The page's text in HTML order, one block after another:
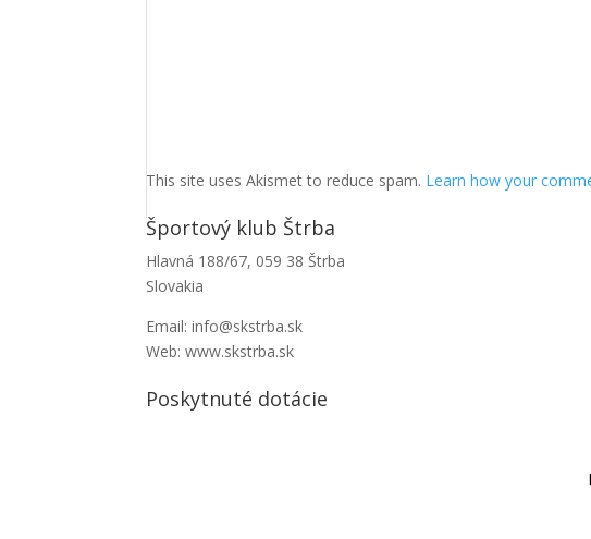
This site uses Akismet to reduce spam. Learn how your
Športový klub Štrba
Hlavná 188/67, 059 38 Štrba
Slovakia
Email: info@skstrba.sk
Web: www.skstrba.sk
Poskytnuté dotácie